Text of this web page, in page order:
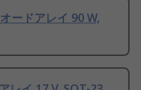
ードアレイ 90 W,